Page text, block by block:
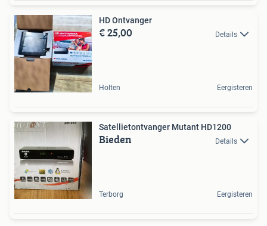
HD Ontvanger
€ 25,00 Details
Holten Eergisteren
Satellietontvanger Mutant HD1200
Bieden Details
Terborg Eergisteren